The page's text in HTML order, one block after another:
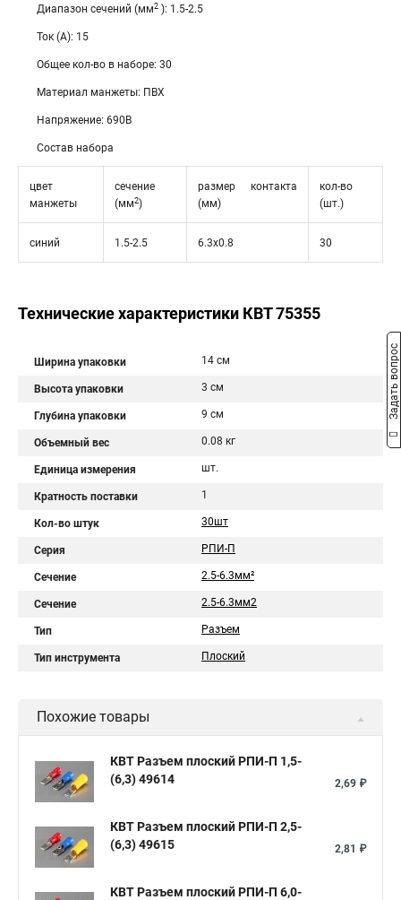
Диапазон сечений (мм2 ): 1.5-2.5
Ток (А): 15
Общее кол-во в наборе: 30
Материал манжеты: ПВХ
Напряжение: 690В
Состав набора
цвет
манжеты
сечение
(мм2)
размер контакта
(мм)
кол-во
(шт.)
синий 1.5-2.5 6.3х0.8 30
Технические характеристики КВТ 75355
Ширина упаковки 14 см
Высота упаковки 3 см
Глубина упаковки 9 см
Объемный вес 0.08 кг
Единица измерения шт.
Кратность поставки 1
Кол-во штук 30шт
Серия РПИ-П
Сечение 2.5-6.3мм²
Сечение 2.5-6.3мм2
Тип Разъем
Тип инструмента Плоский
Похожие товары
КВТ Разъем плоский РПИ-П 1,5-
(6,3) 49614
2,69 ₽
КВТ Разъем плоский РПИ-П 2,5-
(6,3) 49615
2,81 ₽
КВТ Разъем плоский РПИ-П 6,0-
Задать вопрос